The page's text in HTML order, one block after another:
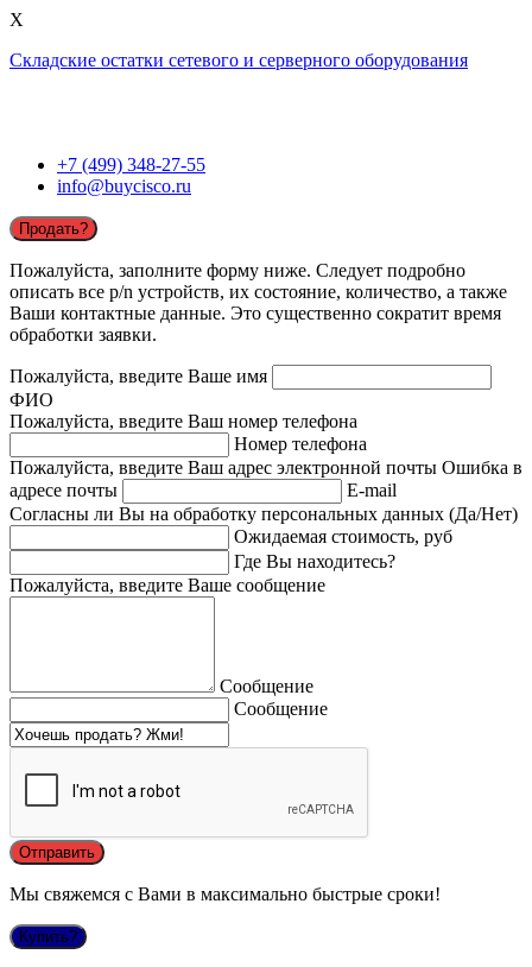
X
Складские остатки сетевого и серверного оборудования
+7 (499) 348-27-55
info@buycisco.ru
Продать?
Пожалуйста, заполните форму ниже. Следует подробно
описать все p/n устройств, их состояние, количество, а также
Ваши контактные данные. Это существенно сократит время
обработки заявки.
Пожалуйста, введите Ваше имя
ФИО
Пожалуйста, введите Ваш номер телефона
Номер телефона
Пожалуйста, введите Ваш адрес электронной почты Ошибка в
адресе почты
E-mail
Согласны ли Вы на обработку персональных данных (Да/Нет)
Ожидаемая стоимость, руб
Где Вы находитесь?
Пожалуйста, введите Ваше сообщение
Сообщение
Сообщение
Мы свяжемся с Вами в максимально быстрые сроки!
Купить?